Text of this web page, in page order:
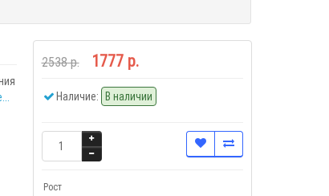
2538 р. 1777 р.
Наличие: В наличии
Рост